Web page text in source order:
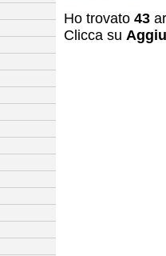
Ho trovato 43
Clicca su